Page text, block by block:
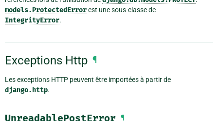
models.ProtectedErrorest une sous-classe de
IntegrityError.
Exceptions Http ¶
Les exceptions HTTP peuvent être importées à partir de
django.http.
UnreadablePostError ¶